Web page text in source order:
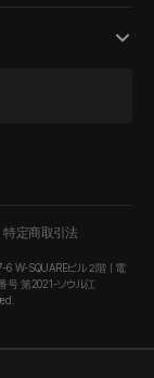
特定商取引法
W-SQUAREビル２階 | 電
号 第2021-ソウル江